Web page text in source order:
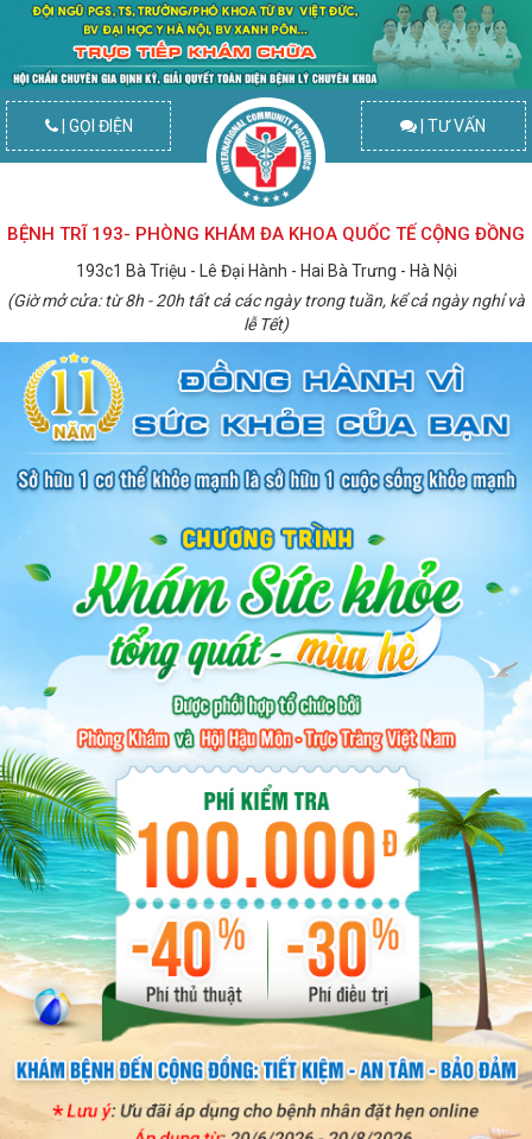
| GỌI ĐIỆN | TƯ VẤN
BỆNH TRĨ 193- PHÒNG KHÁM ĐA KHOA QUỐC TẾ CỘNG ĐỒNG
193c1 Bà Triệu - Lê Đại Hành - Hai Bà Trưng - Hà Nội
(Giờ mở cửa: từ 8h - 20h tất cả các ngày trong tuần, kể cả ngày nghỉ và
lễ Tết)